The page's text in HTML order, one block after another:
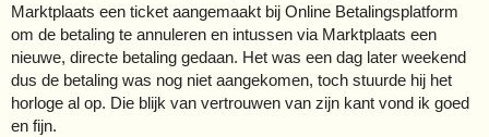
Marktplaats een ticket aangemaakt bij Online Betalingsplatform
om de betaling te annuleren en intussen via Marktplaats een
nieuwe, directe betaling gedaan. Het was een dag later weekend
dus de betaling was nog niet aangekomen, toch stuurde hij het
horloge al op. Die blijk van vertrouwen van zijn kant vond ik goed
en fijn.